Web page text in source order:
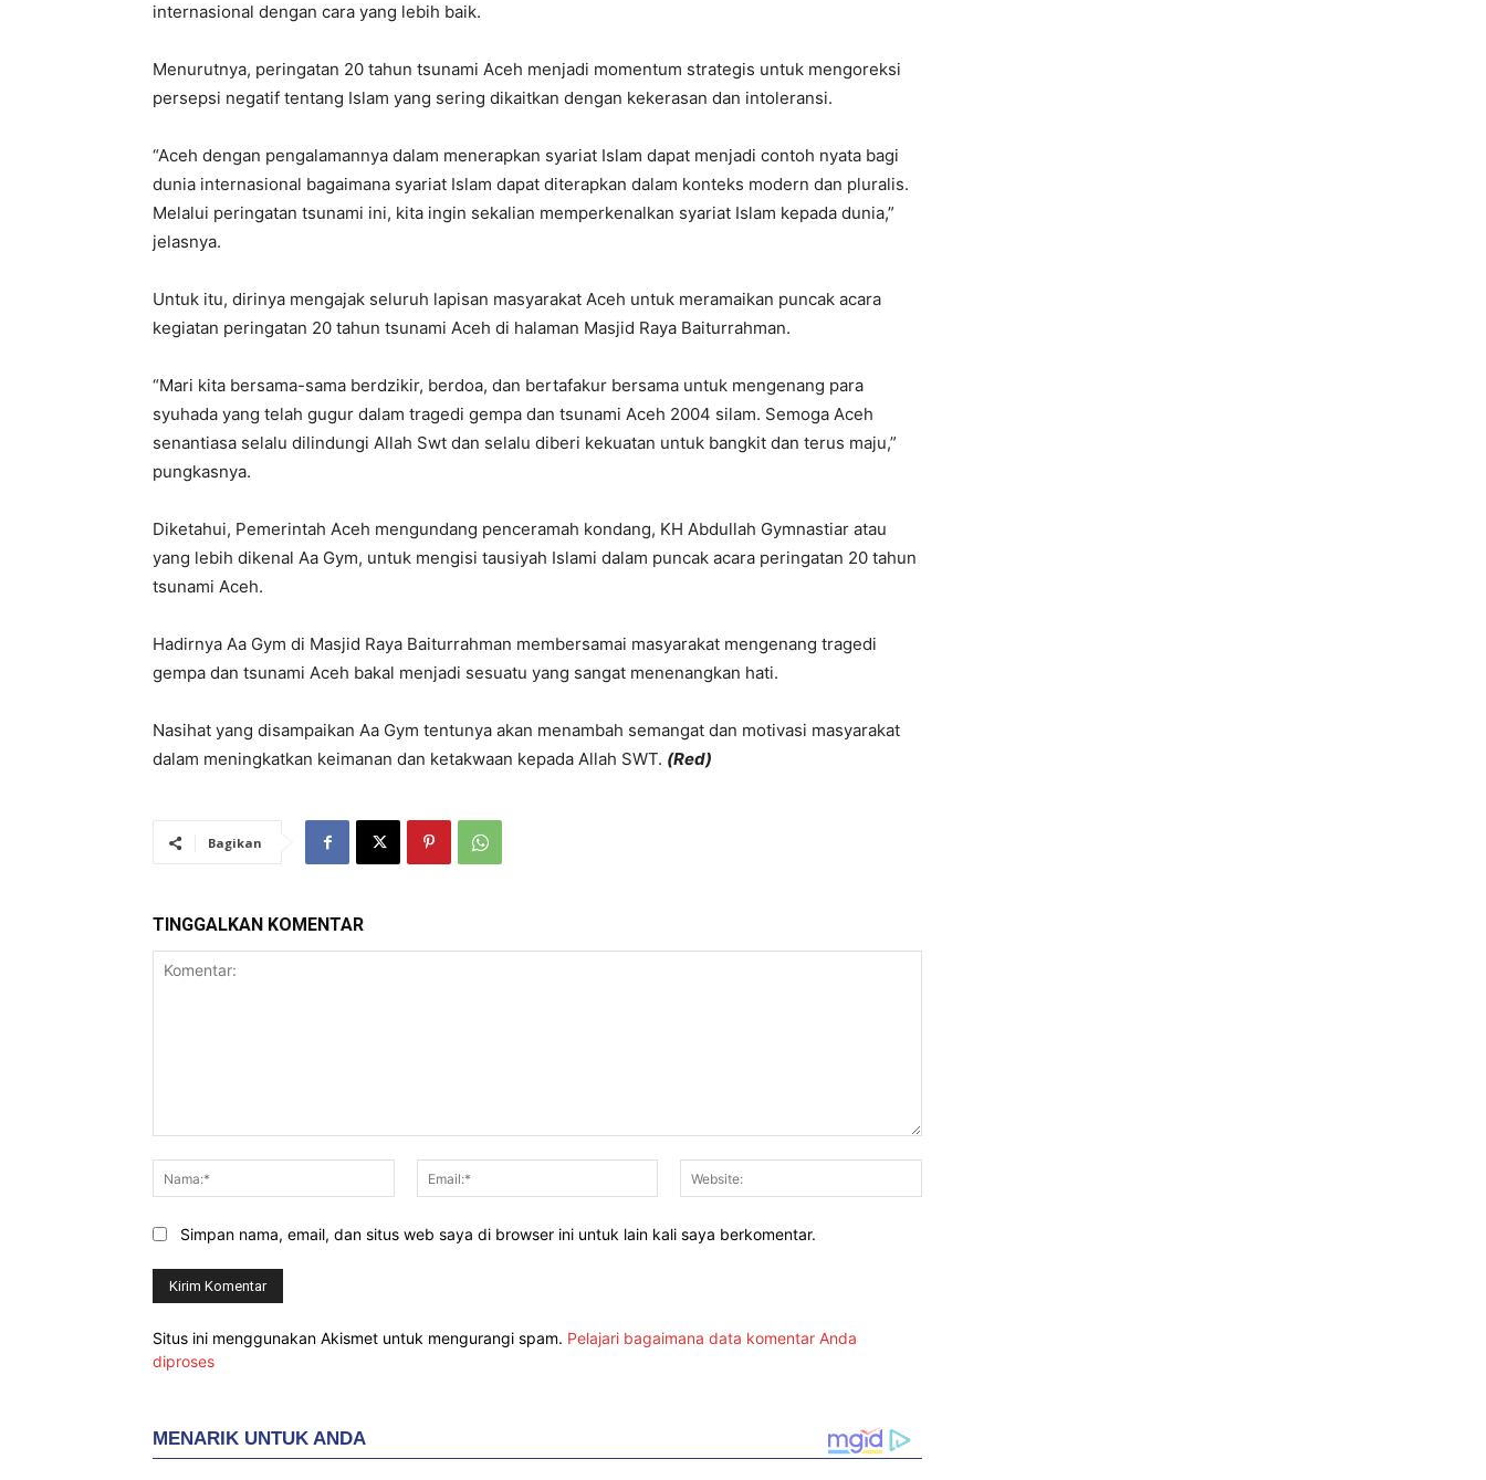
internasional dengan cara yang lebih baik.
Menurutnya, peringatan 20 tahun tsunami Aceh menjadi momentum strategis untuk mengoreksi
persepsi negatif tentang Islam yang sering dikaitkan dengan kekerasan dan intoleransi.
“Aceh dengan pengalamannya dalam menerapkan syariat Islam dapat menjadi contoh nyata bagi
dunia internasional bagaimana syariat Islam dapat diterapkan dalam konteks modern dan pluralis.
Melalui peringatan tsunami ini, kita ingin sekalian memperkenalkan syariat Islam kepada dunia,”
jelasnya.
Untuk itu, dirinya mengajak seluruh lapisan masyarakat Aceh untuk meramaikan puncak acara
kegiatan peringatan 20 tahun tsunami Aceh di halaman Masjid Raya Baiturrahman.
“Mari kita bersama-sama berdzikir, berdoa, dan bertafakur bersama untuk mengenang para
syuhada yang telah gugur dalam tragedi gempa dan tsunami Aceh 2004 silam. Semoga Aceh
senantiasa selalu dilindungi Allah Swt dan selalu diberi kekuatan untuk bangkit dan terus maju,”
pungkasnya.
Diketahui, Pemerintah Aceh mengundang penceramah kondang, KH Abdullah Gymnastiar atau
yang lebih dikenal Aa Gym, untuk mengisi tausiyah Islami dalam puncak acara peringatan 20 tahun
tsunami Aceh.
Hadirnya Aa Gym di Masjid Raya Baiturrahman membersamai masyarakat mengenang tragedi
gempa dan tsunami Aceh bakal menjadi sesuatu yang sangat menenangkan hati.
Nasihat yang disampaikan Aa Gym tentunya akan menambah semangat dan motivasi masyarakat
dalam meningkatkan keimanan dan ketakwaan kepada Allah SWT. (Red)
Bagikan
TINGGALKAN KOMENTAR
Nama:*
Email:*
Simpan nama, email, dan situs web saya di browser ini untuk lain kali saya berkomentar.
Situs ini menggunakan Akismet untuk mengurangi spam. Pelajari bagaimana data komentar Anda
diproses